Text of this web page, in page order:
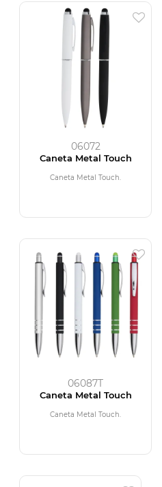
06072
Caneta Metal Touch
Caneta Metal Touch.
06087T
Caneta Metal Touch
Caneta Metal Touch.